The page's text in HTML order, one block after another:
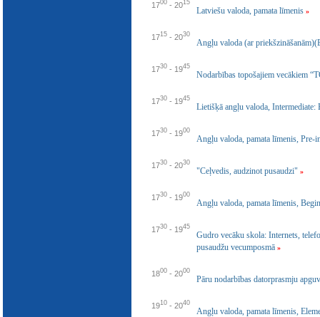
1700 - 2015
Latviešu valoda, pamata līmenis »
1715 - 2030
Angļu valoda (ar
1730 - 1945
Nodarbības topošajiem vecākiem
1730 - 1945
Lietišķā angļu valoda, Intermediate:
1730 - 1900
Angļu valoda, pamata līmenis, Pre-
1730 - 2030
"Ceļvedis, audzinot pusaudzi" »
1730 - 1900
Angļu valoda, pamata līmenis,
1730 - 1945
Gudro vecāku skola: Internets,
pusaudžu vecumposmā »
1800 - 2000
Pāru nodarbības datorprasmju
1910 - 2040
Angļu valoda, pamata līmenis,